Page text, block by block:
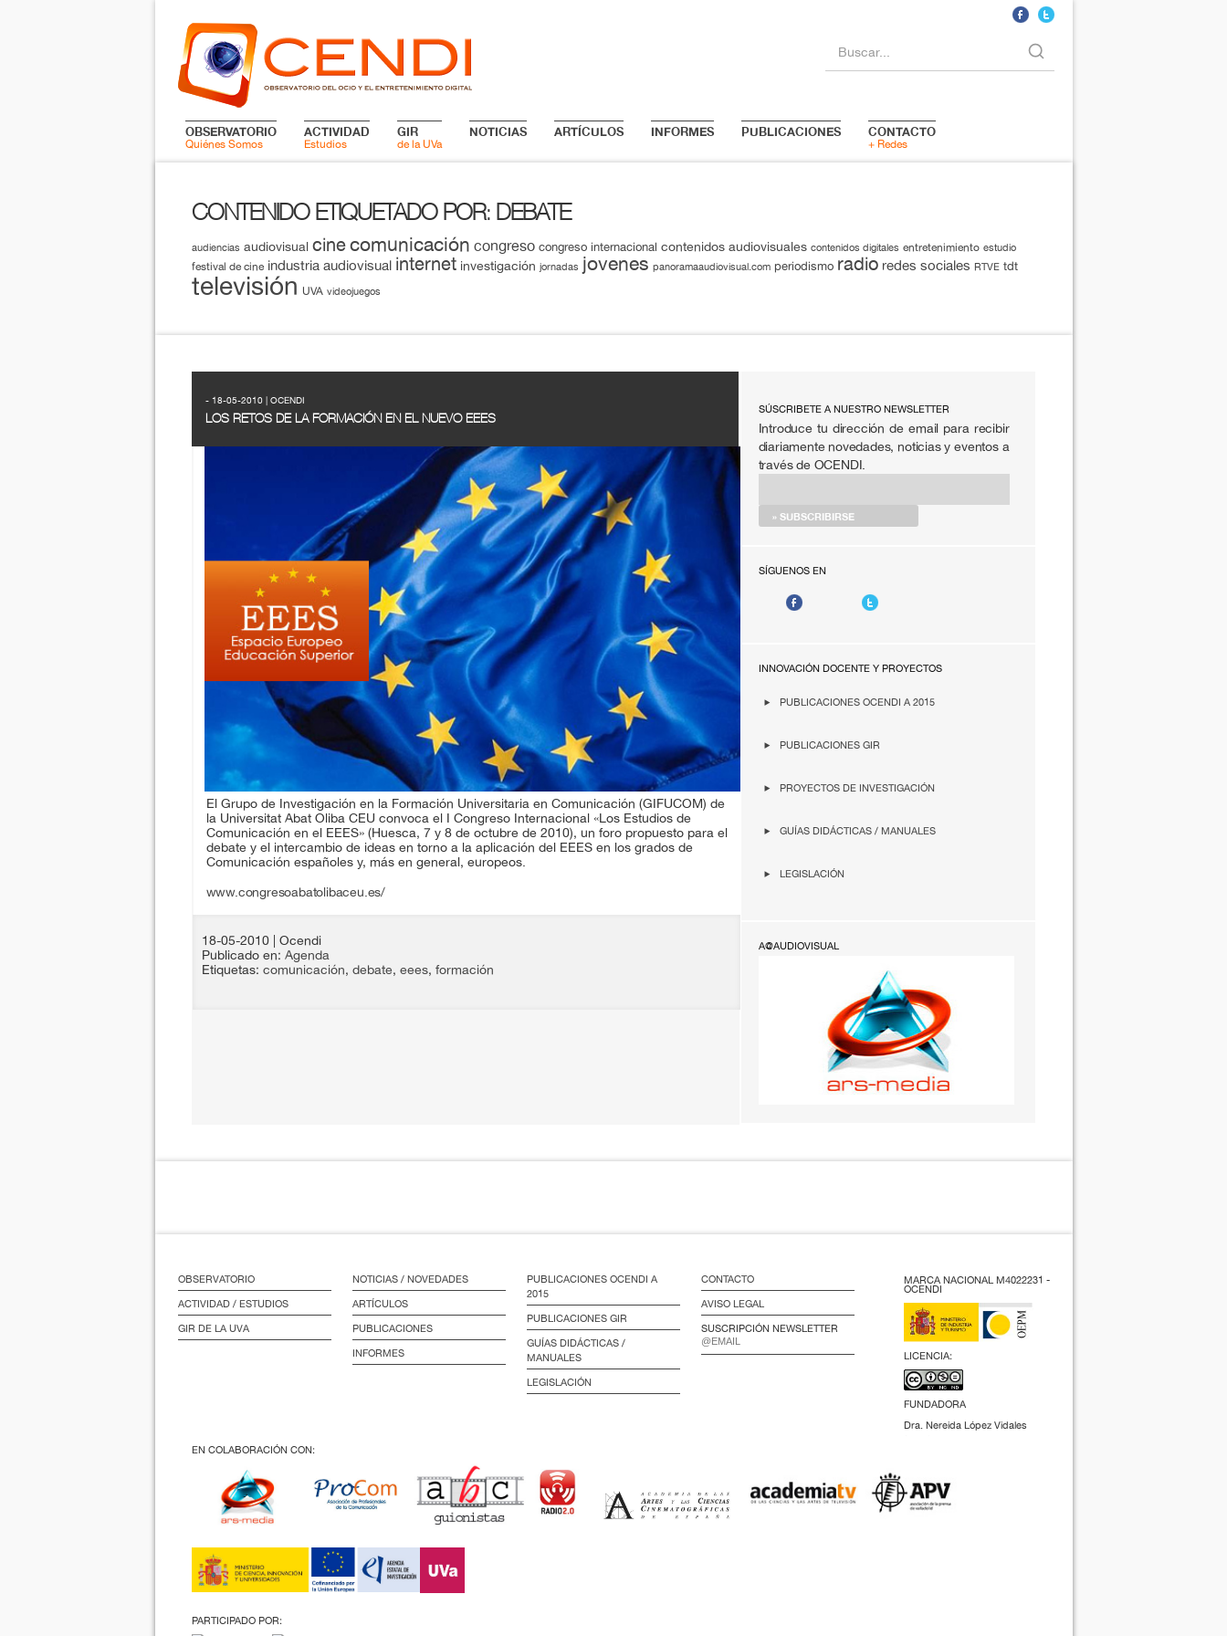
Buscar...
OBSERVATORIO
Quiénes Somos
ACTIVIDAD
Estudios
GIR
de la UVa
NOTICIAS ARTÍCULOS INFORMES PUBLICACIONES CONTACTO
+ Redes
CONTENIDO ETIQUETADO POR: DEBATE
audiencias audiovisual cinecomunicación congreso congreso internacional contenidos audiovisuales contenidos digitales entretenimiento estudio
festival de cine industria audiovisual internet investigación jornadas jovenes panoramaaudiovisual.com periodismo radio redes sociales RTVE tdt
televisión UVA videojuegos
SÚSCRIBETE A NUESTRO NEWSLETTER
Introduce tu dirección de email para recibir
diariamente novedades, noticias y eventos a
través de OCENDI.
SÍGUENOS EN
INNOVACIÓN DOCENTE Y PROYECTOS
PUBLICACIONES OCENDI A 2015
PUBLICACIONES GIR
PROYECTOS DE INVESTIGACIÓN
GUÍAS DIDÁCTICAS / MANUALES
LEGISLACIÓN
A@AUDIOVISUAL
- 18-05-2010 | OCENDI
LOS RETOS DE LA FORMACIÓN EN EL NUEVO EEES
El Grupo de Investigación en la Formación Universitaria en Comunicación (GIFUCOM) de
la Universitat Abat Oliba CEU convoca el I Congreso Internacional «Los Estudios de
Comunicación en el EEES» (Huesca, 7 y 8 de octubre de 2010), un foro propuesto para el
debate y el intercambio de ideas en torno a la aplicación del EEES en los grados de
Comunicación españoles y, más en general, europeos.
www.congresoabatolibaceu.es/
18-05-2010
| Ocendi
Publicado en: Agenda
Etiquetas: comunicación, debate, eees, formación
OBSERVATORIO
ACTIVIDAD / ESTUDIOS
GIR DE LA UVA
NOTICIAS / NOVEDADES
ARTÍCULOS
PUBLICACIONES
INFORMES
PUBLICACIONES OCENDI A
2015
PUBLICACIONES GIR
GUÍAS DIDÁCTICAS /
MANUALES
LEGISLACIÓN
CONTACTO
AVISO LEGAL
SUSCRIPCIÓN NEWSLETTER
MARCA NACIONAL M4022231 -
OCENDI
LICENCIA:
FUNDADORA
Dra. Nereida López Vidales
EN COLABORACIÓN CON:
PARTICIPADO POR: